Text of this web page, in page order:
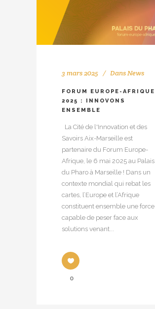
3 mars 2025 DansNews
FORUM EUROPE-AFRIQUE
2025 : INNOVONS
ENSEMBLE
La Cité de l'Innovation et des
Savoirs Aix-Marseille est
partenaire du Forum Europe-
Afrique, le 6 mai 2025 au Palais
du Pharo à Marseille ! Dans un
contexte mondial qui rebat les
cartes, l’Europe et l’Afrique
constituent ensemble une force
capable de peser face aux
solutions venant...
0